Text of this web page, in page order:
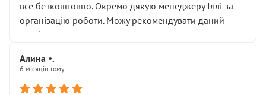
все безкоштовно. Окремо дякую менеджеру Іллі за
організацію роботи. Можу рекомендувати даний
сервіс.
Алина •.
6 місяців тому